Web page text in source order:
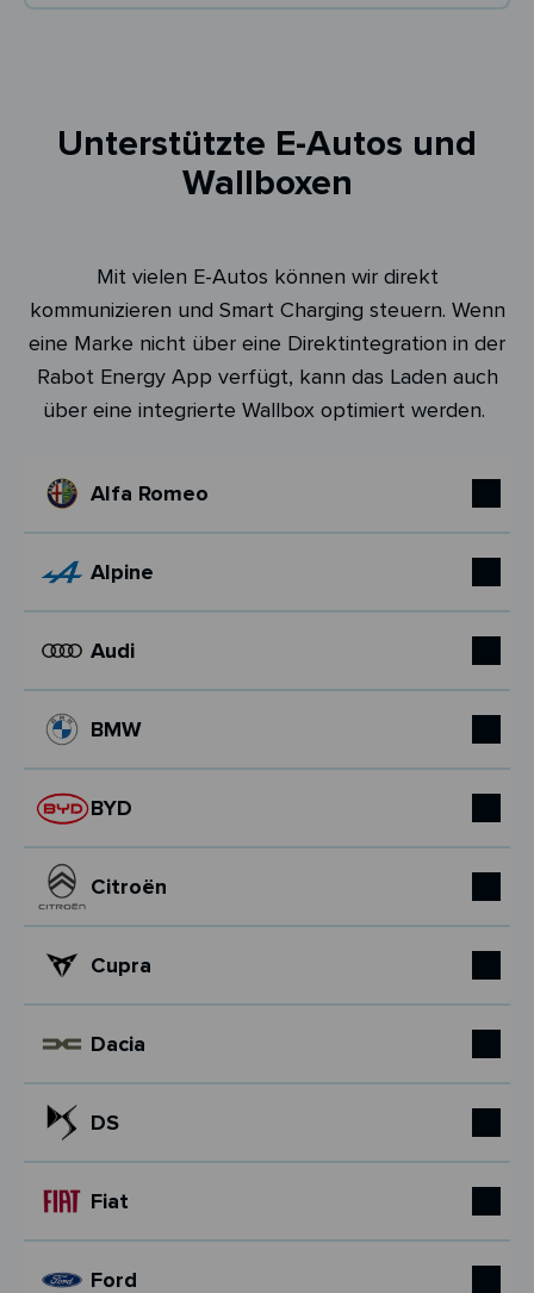
Unterstützte E-Autos und
Wallboxen
Mit vielen E-Autos können wir direkt
kommunizieren und Smart Charging steuern. Wenn
eine Marke nicht über eine Direktintegration in der
Rabot Energy App verfügt, kann das Laden auch
über eine integrierte Wallbox optimiert werden.
Alfa Romeo
Alpine
Audi
BMW
BYD
Citroën
Cupra
Dacia
DS
Fiat
Ford